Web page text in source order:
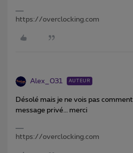
https://overclocking.com
Alex_031 AUTEUR
Désolé mais je ne vois pas
message privé... merci
https://overclocking.com